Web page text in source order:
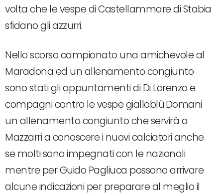
volta che le vespe di Castellammare di Stabia
sfidano gli azzurri.
Nello scorso campionato una amichevole al
Maradona ed un allenamento congiunto
sono stati gli appuntamenti di Di Lorenzo e
compagni contro le vespe gialloblù.Domani
un allenamento congiunto che servirà a
Mazzarri a conoscere i nuovi calciatori anche
se molti sono impegnati con le nazionali
mentre per Guido Pagliuca possono arrivare
alcune indicazioni per preparare al meglio il